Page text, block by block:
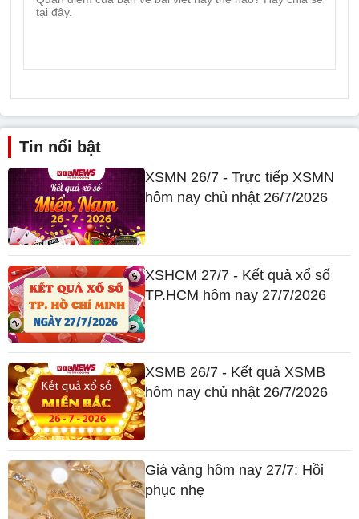
Tin nổi bật
XSMN 26/7 - Trực tiếp XSMN
hôm nay chủ nhật 26/7/2026
XSHCM 27/7 - Kết quả xổ số
TP.HCM hôm nay 27/7/2026
XSMB 26/7 - Kết quả XSMB
hôm nay chủ nhật 26/7/2026
Giá vàng hôm nay 27/7: Hồi
phục nhẹ